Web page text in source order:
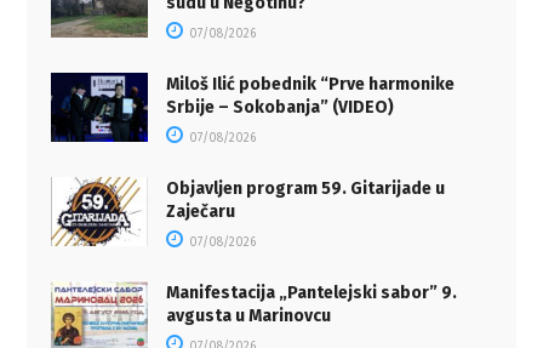
07/08/2026
Miloš Ilić pobednik “Prve harmonike
Srbije – Sokobanja” (VIDEO)
07/08/2026
Objavljen program 59. Gitarijade u
Zaječaru
07/08/2026
Manifestacija „Pantelejski sabor” 9.
avgusta u Marinovcu